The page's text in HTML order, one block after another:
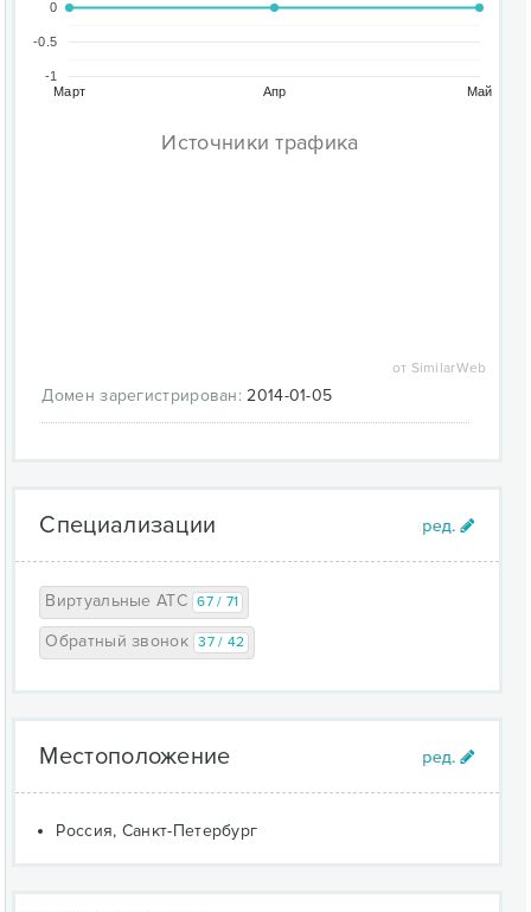
Март Апр Май
-1
-0.5
0
Источники трафика
от SimilarWeb
Домен зарегистрирован: 2014-01-05
Специализации
Виртуальные АТС 67 / 71
Обратный звонок 37 / 42
Местоположение
Россия, Санкт-Петербург